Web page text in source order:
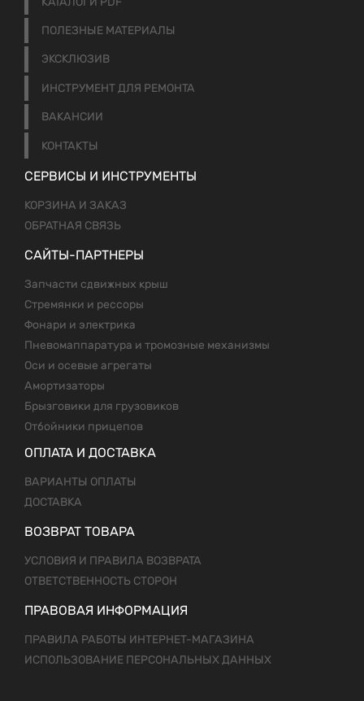
ПОЛЕЗНЫЕ МАТЕРИАЛЫ
ЭКСКЛЮЗИВ
ИНСТРУМЕНТ ДЛЯ РЕМОНТА
ВАКАНСИИ
КОНТАКТЫ
СЕРВИСЫ И ИНСТРУМЕНТЫ
КОРЗИНА И ЗАКАЗ
ОБРАТНАЯ СВЯЗЬ
САЙТЫ-ПАРТНЕРЫ
Запчасти сдвижных крыш
Стремянки и рессоры
Фонари и электрика
Пневомаппаратура и тромозные механизмы
Оси и осевые агрегаты
Амортизаторы
Брызговики для грузовиков
Отбойники прицепов
ОПЛАТА И ДОСТАВКА
ВАРИАНТЫ ОПЛАТЫ
ДОСТАВКА
ВОЗВРАТ ТОВАРА
УСЛОВИЯ И ПРАВИЛА ВОЗВРАТА
ОТВЕТСТВЕННОСТЬ СТОРОН
ПРАВОВАЯ ИНФОРМАЦИЯ
ПРАВИЛА РАБОТЫ ИНТЕРНЕТ-МАГАЗИНА
ИСПОЛЬЗОВАНИЕ ПЕРСОНАЛЬНЫХ ДАННЫХ